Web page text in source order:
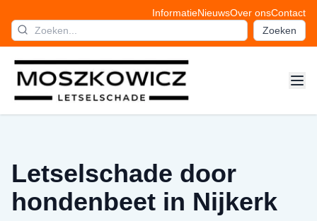
InformatieNieuwsOver onsContact
Zoeken
Letselschade door
hondenbeet in Nijkerk